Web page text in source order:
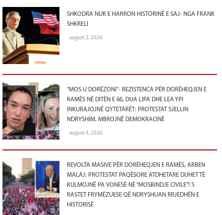
SHKODRA NUK E HARRON HISTORINË E SAJ- NGA FRANK
SHKRELI
august 2, 2026
“MOS U DORËZONI”- REZISTENCA PËR DORËHEQJEN E
RAMËS NË DITËN E 66, DUA LIPA DHE LEA YPI
INKURAJOJNË QYTETARËT: PROTESTAT SJELLIN
NDRYSHIM, MBROJNË DEMOKRACINË
august 4, 2026
REVOLTA MASIVE PËR DORËHEQJEN E RAMËS, ARBEN
MALAJ: PROTESTAT PAQËSORE ATDHETARE DUHET TË
KULMOJNË PA VONESË NË “MOSBINDJE CIVILE”! 5
RASTET FRYMËZUESE QË NDRYSHUAN RRJEDHËN E
HISTORISË